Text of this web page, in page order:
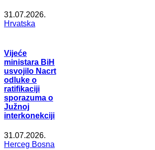
31.07.2026.
Hrvatska
Vijeće
ministara BiH
usvojilo Nacrt
odluke o
ratifikaciji
sporazuma o
Južnoj
interkonekciji
31.07.2026.
Herceg Bosna